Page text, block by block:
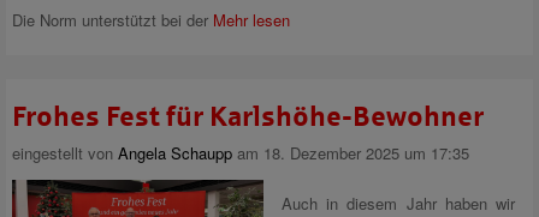
Die Norm unterstützt bei der Mehr lesen
Frohes Fest für Karlshöhe-Bewohner
eingestellt von Angela Schaupp am 18. Dezember 2025 um 17:35
Auch in diesem Jahr haben wir